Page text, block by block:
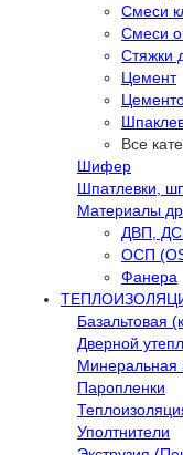
Смеси
Смеси
Стяжки
Цемент
Все
Шифер
Шпатлевки,
Материалы
ДВП,
ОСП
Фанера
Базальтовая
Дверной
Минеральная
Паропленки
Уполтнители